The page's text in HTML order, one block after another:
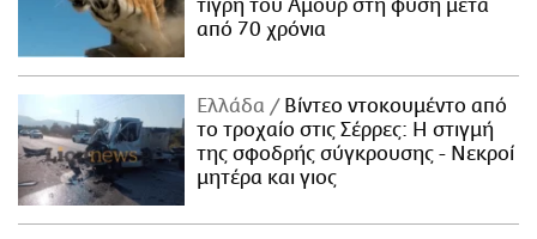
τίγρη του Αμούρ στη φύση μετά
από 70 χρόνια
Ελλάδα
Βίντεο ντοκουμέντο από
το τροχαίο στις Σέρρες: Η στιγμή
της σφοδρής σύγκρουσης - Νεκροί
μητέρα και γιος